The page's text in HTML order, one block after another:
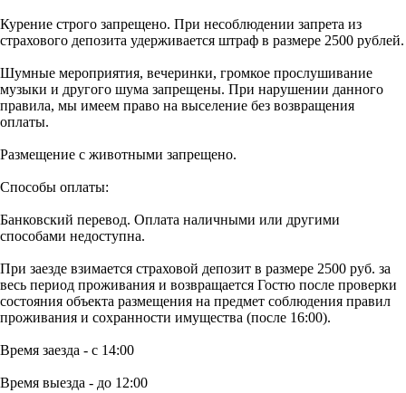
Курение строго запрещено. При несоблюдении запрета из
страхового депозита удерживается штраф в размере 2500 рублей.
Шумные мероприятия, вечеринки, громкое прослушивание
музыки и другого шума запрещены. При нарушении данного
правила, мы имеем право на выселение без возвращения
оплаты.
Размещение с животными запрещено.
Способы оплаты:
Банковский перевод. Оплата наличными или другими
способами недоступна.
При заезде взимается страховой депозит в размере 2500 руб. за
весь период проживания и возвращается Гостю после проверки
состояния объекта размещения на предмет соблюдения правил
проживания и сохранности имущества (после 16:00).
Время заезда - с 14:00
Время выезда - до 12:00